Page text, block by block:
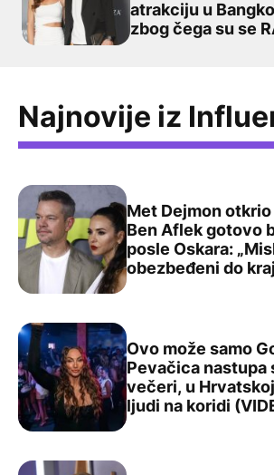
atrakciju u Bangkoku, pa
zbog čega su se
Najnovije iz
Met Dejmon otkrio kako su on i Ben
Met Dejmon otkrio
Ben Aflek gotovo
posle Oskara:
obezbeđeni do
Ovo može samo Goga Sekulić:
Ovo može samo
Pevačica nastupa
večeri, u
ljudi na koridi